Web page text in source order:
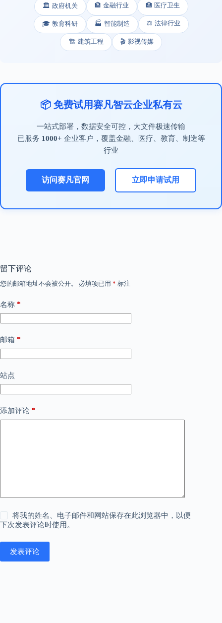
🏛️ 政府机关 🏦 金融行业 🏥 医疗卫生
🎓 教育科研 🏭 智能制造 ⚖️ 法律行业
🏗️ 建筑工程 🎬 影视传媒
📦 免费试用赛凡智云企业私有云
一站式部署，数据安全可控，大文件极速传输
已服务 1000+ 企业客户，覆盖金融、医疗、教育、制造等
行业
访问赛凡官网 立即申请试用
留下评论
您的邮箱地址不会被公开。 必填项已用 * 标注
名称 *
邮箱 *
站点
添加评论 *
将我的姓名、电子邮件和网站保存在此浏览器中，以便
下次发表评论时使用。
发表评论